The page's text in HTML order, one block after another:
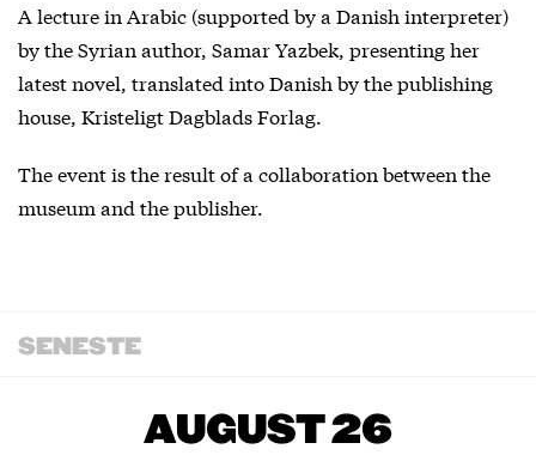
A lecture in Arabic (supported by a Danish interpreter)
by the Syrian author, Samar Yazbek, presenting her
latest novel, translated into Danish by the publishing
house, Kristeligt Dagblads Forlag.
The event is the result of a collaboration between the
museum and the publisher.
SENESTE
AUGUST 26